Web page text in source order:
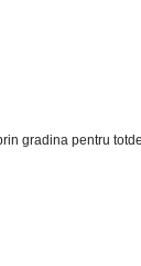
gradina pentru